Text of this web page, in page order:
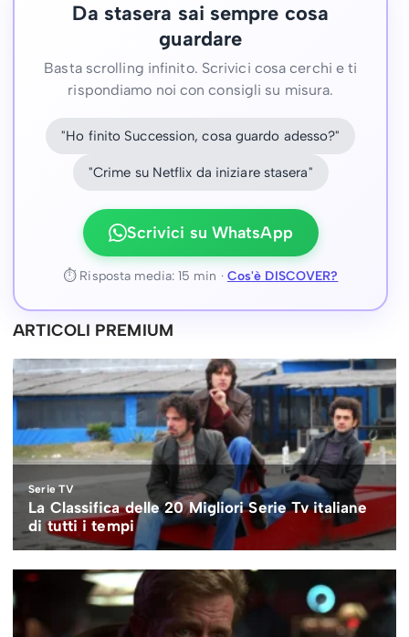
Da stasera sai sempre cosa
guardare
Basta scrolling infinito. Scrivici cosa cerchi e ti
rispondiamo noi con consigli su misura.
"Ho finito Succession, cosa guardo adesso?"
"Crime su Netflix da iniziare stasera"
Scrivici su WhatsApp
⏱ Risposta media: 15 min · Cos'è DISCOVER?
ARTICOLI PREMIUM